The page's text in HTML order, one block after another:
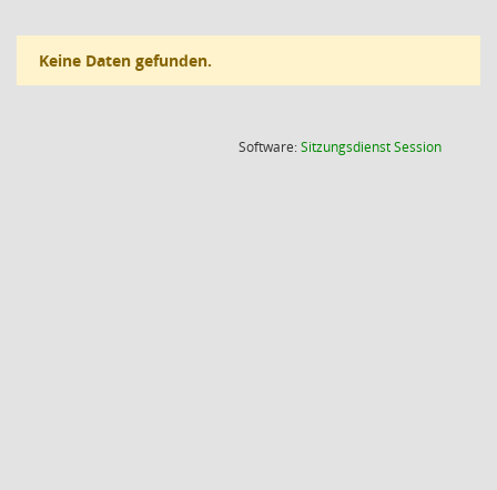
Keine Daten gefunden.
Software:SitzungsdienstSession(Wird in